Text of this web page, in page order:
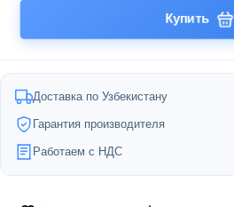
Купить
Доставка по Узбекистану
Гарантия производителя
Работаем с НДС